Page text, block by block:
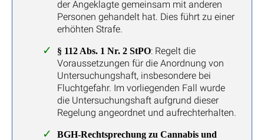
der Angeklagte gemeinsam mit anderen
Personen gehandelt hat. Dies führt zu einer
erhöhten Strafe.
§ 112 Abs. 1 Nr. 2 StPO: Regelt die
Voraussetzungen für die Anordnung von
Untersuchungshaft, insbesondere bei
Fluchtgefahr. Im vorliegenden Fall wurde
die Untersuchungshaft aufgrund dieser
Regelung angeordnet und aufrechterhalten.
BGH-Rechtsprechung zu Cannabis und